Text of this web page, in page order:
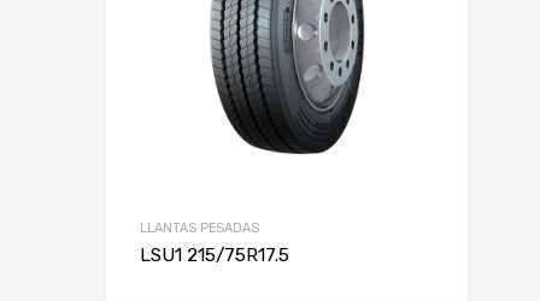
LLANTAS PESADAS
LSU1 215/75R17.5